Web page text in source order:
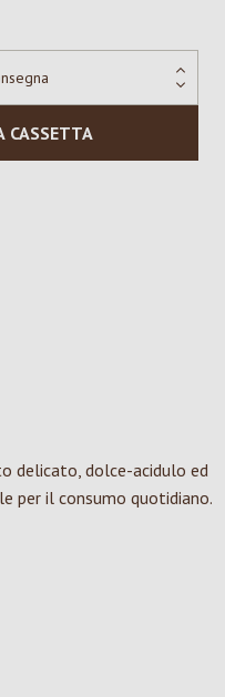
CASSETTA
delicato, dolce-acidulo ed
per il consumo quotidiano.